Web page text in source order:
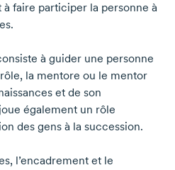
à faire participer la personne à
à guider une personne
la mentore ou le mentor
et de son
également un rôle
des gens à la succession.
l’encadrement et le